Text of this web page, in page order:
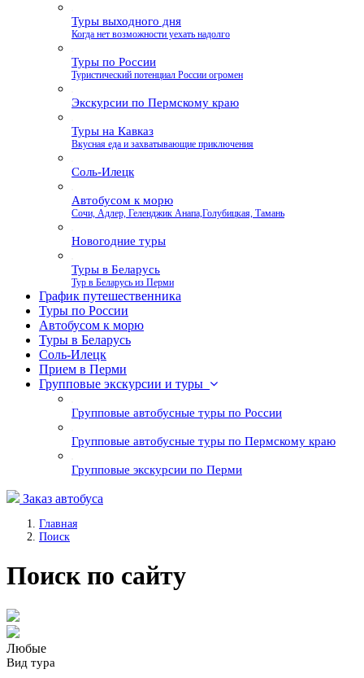
Туры выходного дня
Когда нет возможности уехать надолго
Туры по России
Туристический потенциал России огромен
Экскурсии по Пермскому краю
Туры на Кавказ
Вкусная еда и захватывающие приключения
Соль-Илецк
Автобусом к морю
Сочи, Адлер, Геленджик Анапа,Голубицкая, Тамань
Новогодние туры
Туры в Беларусь
Тур в Беларусь из Перми
График путешественника
Туры по России
Автобусом к морю
Туры в Беларусь
Соль-Илецк
Прием в Перми
Групповые экскурсии и туры
Групповые автобусные туры по России
Групповые автобусные туры по Пермскому краю
Групповые экскурсии по Перми
Заказ автобуса
Главная
Поиск
Поиск по сайту
Любые
Вид тура